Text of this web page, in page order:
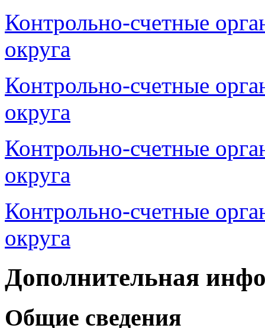
Контрольно-счетные
округа
Контрольно-счетные
округа
Контрольно-счетные
округа
Контрольно-счетные
округа
Дополнительная
Общие сведения